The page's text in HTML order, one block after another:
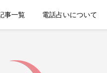
事一覧 電話占いについて